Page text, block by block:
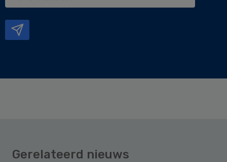
Gerelateerd nieuws